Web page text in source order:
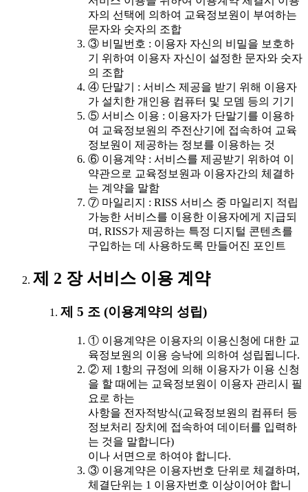
자의 선택에 의하여 교육정보원이 부여하는
문자와 숫자의 조합
③ 비밀번호 : 이용자 자신의 비밀을 보호하
기 위하여 이용자 자신이 설정한 문자와 숫자
의 조합
④ 단말기 : 서비스 제공을 받기 위해 이용자
가 설치한 개인용 컴퓨터 및 모뎀 등의 기기
⑤ 서비스 이용 : 이용자가 단말기를 이용하
여 교육정보원의 주전산기에 접속하여 교육
정보원이 제공하는 정보를 이용하는 것
⑥ 이용계약 : 서비스를 제공받기 위하여 이
약관으로 교육정보원과 이용자간의 체결하
는 계약을 말함
⑦ 마일리지 : RISS 서비스 중 마일리지 적립
가능한 서비스를 이용한 이용자에게 지급되
며, RISS가 제공하는 특정 디지털 콘텐츠를
구입하는 데 사용하도록 만들어진 포인트
제 2 장 서비스 이용 계약
제 5 조 (이용계약의 성립)
① 이용계약은 이용자의 이용신청에 대한 교
육정보원의 이용 승낙에 의하여 성립됩니다.
② 제 1항의 규정에 의해 이용자가 이용 신청
을 할 때에는 교육정보원이 이용자 관리시 필
요로 하는
사항을 전자적방식(교육정보원의 컴퓨터 등
정보처리 장치에 접속하여 데이터를 입력하
는 것을 말합니다)
이나 서면으로 하여야 합니다.
③ 이용계약은 이용자번호 단위로 체결하며,
체결단위는 1 이용자번호 이상이어야 합니